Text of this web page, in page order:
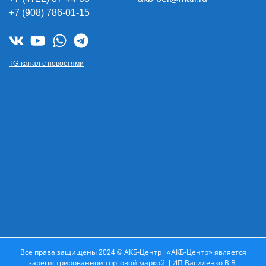
+7 (908) 786-01-15
TG-канал с новостями
Все права защищены 2024 © АКБ-Центр | «АКБ-Центр» является
зарегистрированной торговой маркой. | ИП Василенко В.В.